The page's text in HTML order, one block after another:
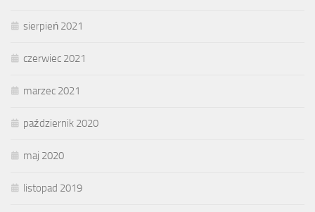
sierpień 2021
czerwiec 2021
marzec 2021
październik 2020
maj 2020
listopad 2019